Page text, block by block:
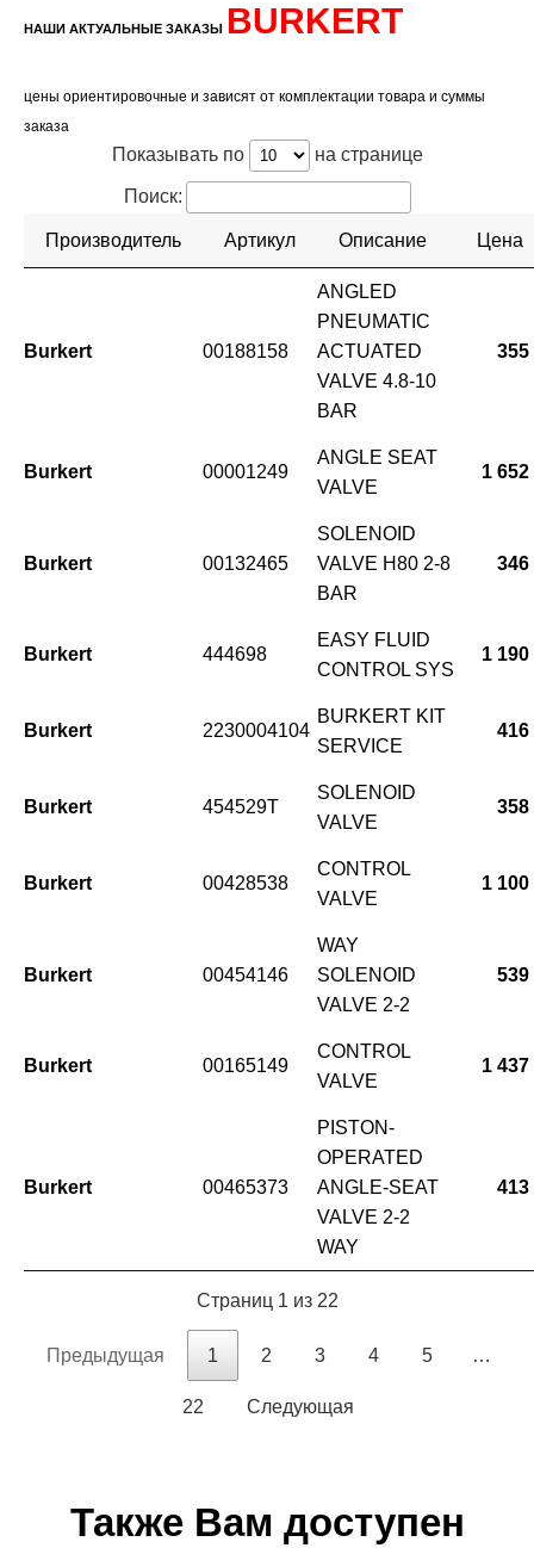
НАШИ АКТУАЛЬНЫЕ ЗАКАЗЫ BURKERT
цены ориентировочные и зависят от комплектации товара и суммы
заказа
Показывать по на странице
Поиск:
Производитель Артикул Описание Цена
Burkert 00188158
ANGLED
PNEUMATIC
ACTUATED
VALVE 4.8-10
BAR
355
Burkert 00001249
ANGLE SEAT
VALVE
1 652
Burkert 00132465
SOLENOID
VALVE H80 2-8
BAR
346
Burkert 444698
EASY FLUID
CONTROL SYS
1 190
Burkert 2230004104
BURKERT KIT
SERVICE
416
Burkert 454529T
SOLENOID
VALVE
358
Burkert 00428538
CONTROL
VALVE
1 100
Burkert 00454146
WAY
SOLENOID
VALVE 2-2
539
Burkert 00165149
CONTROL
VALVE
1 437
Burkert 00465373
PISTON-
OPERATED
ANGLE-SEAT
VALVE 2-2
WAY
413
Страниц 1 из 22
Предыдущая 1 2 3 4 5 …
22 Следующая
Также Вам доступен